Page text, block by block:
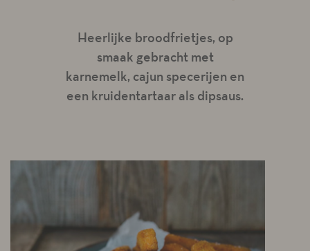
Heerlijke broodfrietjes, op
smaak gebracht met
karnemelk, cajun specerijen en
een kruidentartaar als dipsaus.